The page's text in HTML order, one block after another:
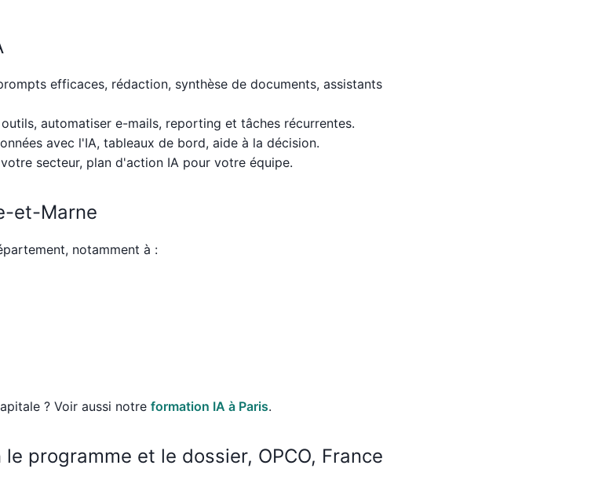
efficaces, rédaction, synthèse de documents, assistants
automatiser e-mails, reporting et tâches récurrentes.
avec l'IA, tableaux de bord, aide à la décision.
secteur, plan d'action IA pour votre équipe.
et-Marne
notamment à :
? Voir aussi notre formation IA à Paris.
programme et le dossier, OPCO, France